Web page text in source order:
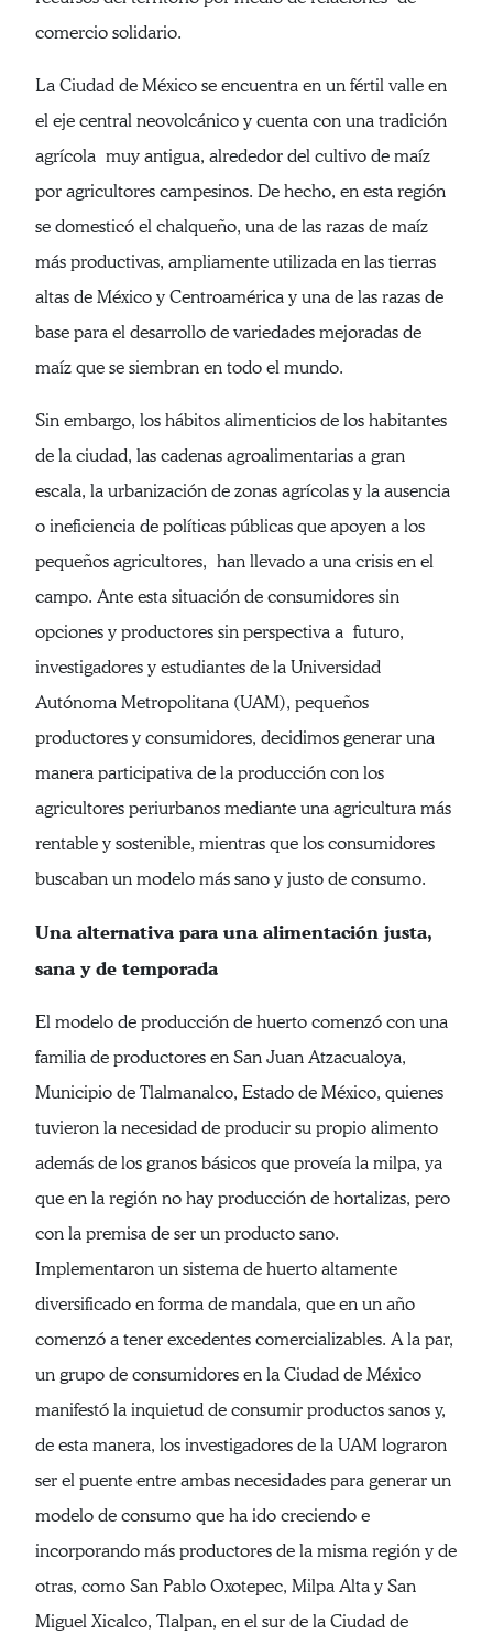
comercio solidario.
La Ciudad de México se encuentra en un fértil valle en
el eje central neovolcánico y cuenta con una tradición
agrícola muy antigua, alrededor del cultivo de maíz
por agricultores campesinos. De hecho, en esta región
se domesticó el chalqueño, una de las razas de maíz
más productivas, ampliamente utilizada en las tierras
altas de México y Centroamérica y una de las razas de
base para el desarrollo de variedades mejoradas de
maíz que se siembran en todo el mundo.
Sin embargo, los hábitos alimenticios de los habitantes
de la ciudad, las cadenas agroalimentarias a gran
escala, la urbanización de zonas agrícolas y la ausencia
o ineficiencia de políticas públicas que apoyen a los
pequeños agricultores, han llevado a una crisis en el
campo. Ante esta situación de consumidores sin
opciones y productores sin perspectiva a futuro,
investigadores y estudiantes de la Universidad
Autónoma Metropolitana (UAM), pequeños
productores y consumidores, decidimos generar una
manera participativa de la producción con los
agricultores periurbanos mediante una agricultura más
rentable y sostenible, mientras que los consumidores
buscaban un modelo más sano y justo de consumo.
Una alternativa para una alimentación justa,
sana y de temporada
El modelo de producción de huerto comenzó con una
familia de productores en San Juan Atzacualoya,
Municipio de Tlalmanalco, Estado de México, quienes
tuvieron la necesidad de producir su propio alimento
además de los granos básicos que proveía la milpa, ya
que en la región no hay producción de hortalizas, pero
con la premisa de ser un producto sano.
Implementaron un sistema de huerto altamente
diversificado en forma de mandala, que en un año
comenzó a tener excedentes comercializables. A la par,
un grupo de consumidores en la Ciudad de México
manifestó la inquietud de consumir productos sanos y,
de esta manera, los investigadores de la UAM lograron
ser el puente entre ambas necesidades para generar un
modelo de consumo que ha ido creciendo e
incorporando más productores de la misma región y de
otras, como San Pablo Oxotepec, Milpa Alta y San
Miguel Xicalco, Tlalpan, en el sur de la Ciudad de